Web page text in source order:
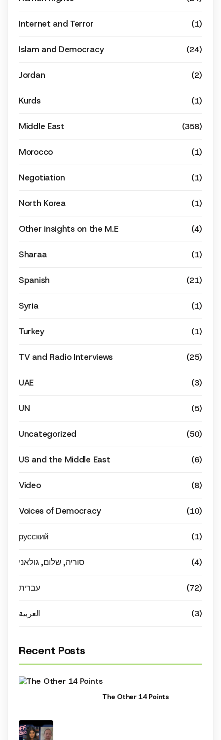
Internet and Terror (1)
Islam and Democracy (24)
Jordan (2)
Kurds (1)
Middle East (358)
Morocco (1)
Negotiation (1)
North Korea (1)
Other insights on the M.E (4)
Sharaa (1)
Spanish (21)
Syria (1)
Turkey (1)
TV and Radio Interviews (25)
UAE (3)
UN (5)
Uncategorized (50)
US and the Middle East (6)
Video (8)
Voices of Democracy (10)
русский (1)
סוריה, שלום, גולאני (4)
עברית (72)
العربية (3)
Recent Posts
The Other 14 Points